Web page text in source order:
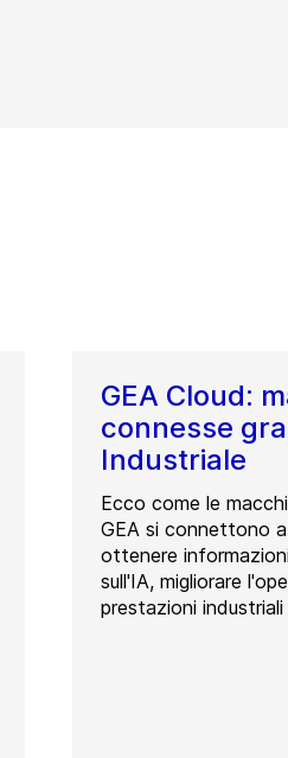
GEA Cloud:
connesse
Industriale
Ecco come le
GEA si connettono
ottenere
sull'IA, migliorare
prestazioni